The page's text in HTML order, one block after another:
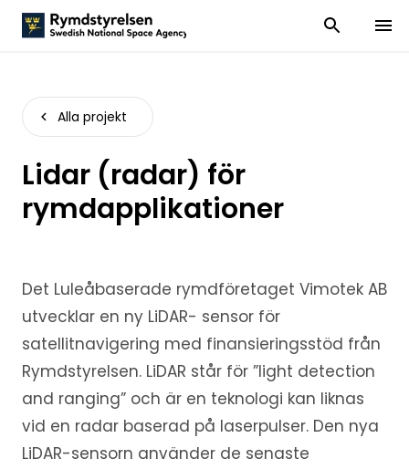
Visa och dölj
Visa
Alla projekt
Lidar (radar) för
rymdapplikationer
Det Luleåbaserade rymdföretaget Vimotek AB
utvecklar en ny LiDAR- sensor för
satellitnavigering med finansieringsstöd från
Rymdstyrelsen. LiDAR står för ”light detection
and ranging” och är en teknologi kan liknas
vid en radar baserad på laserpulser. Den nya
LiDAR-sensorn använder de senaste